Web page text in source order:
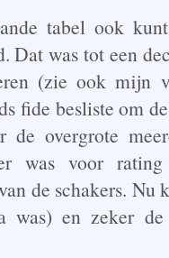
tabel ook
Dat was tot een
(zie ook mijn
fide besliste om
de overgrote
was voor
de schakers. Nu
was) en zeker